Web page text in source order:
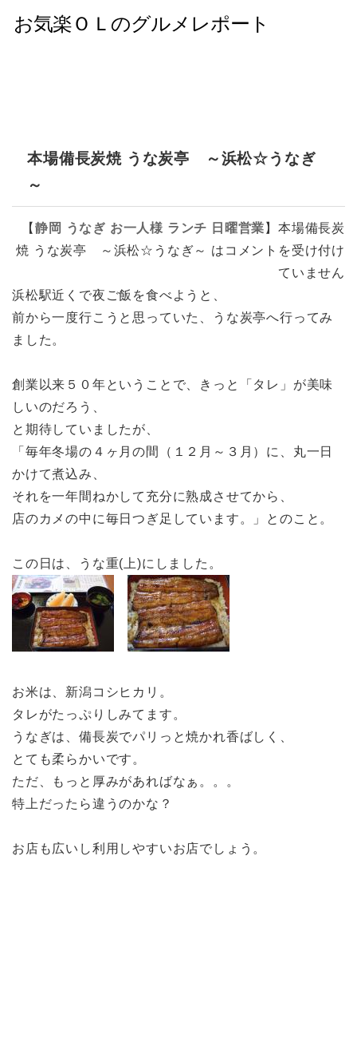
本場備長炭焼 うな炭亭 ～浜松☆うなぎ
～
【静岡 うなぎ お一人様 ランチ 日曜営業 】 本場備長炭
焼 うな炭亭 ～浜松☆うなぎ～ は コメントを受け付け
ていません
浜松駅近くで夜ご飯を食べようと、
前から一度行こうと思っていた、うな炭亭へ行ってみ
ました。
創業以来５０年ということで、きっと「タレ」が美味
しいのだろう、
と期待していましたが、
「毎年冬場の４ヶ月の間（１２月～３月）に、丸一日
かけて煮込み、
それを一年間ねかして充分に熟成させてから、
店のカメの中に毎日つぎ足しています。」とのこと。
この日は、うな重(上)にしました。
お米は、新潟コシヒカリ。
タレがたっぷりしみてます。
うなぎは、備長炭でパリっと焼かれ香ばしく、
とても柔らかいです。
ただ、もっと厚みがあればなぁ。。。
特上だったら違うのかな？
お店も広いし利用しやすいお店でしょう。